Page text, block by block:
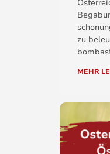
zu
MEHR